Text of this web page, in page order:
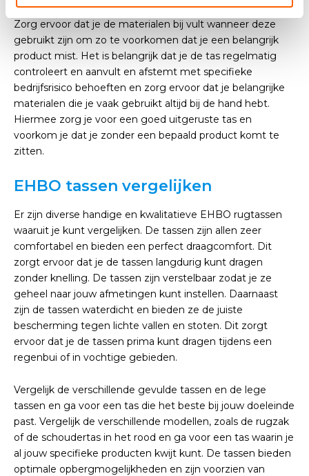
Zorg ervoor dat je de materialen bij vult wanneer deze
gebruikt zijn om zo te voorkomen dat je een belangrijk
product mist. Het is belangrijk dat je de tas regelmatig
controleert en aanvult en afstemt met specifieke
bedrijfsrisico behoeften en zorg ervoor dat je belangrijke
materialen die je vaak gebruikt altijd bij de hand hebt.
Hiermee zorg je voor een goed uitgeruste tas en
voorkom je dat je zonder een bepaald product komt te
zitten.
EHBO tassen vergelijken
Er zijn diverse handige en kwalitatieve EHBO rugtassen
waaruit je kunt vergelijken. De tassen zijn allen zeer
comfortabel en bieden een perfect draagcomfort. Dit
zorgt ervoor dat je de tassen langdurig kunt dragen
zonder knelling. De tassen zijn verstelbaar zodat je ze
geheel naar jouw afmetingen kunt instellen. Daarnaast
zijn de tassen waterdicht en bieden ze de juiste
bescherming tegen lichte vallen en stoten. Dit zorgt
ervoor dat je de tassen prima kunt dragen tijdens een
regenbui of in vochtige gebieden.
Vergelijk de verschillende gevulde tassen en de lege
tassen en ga voor een tas die het beste bij jouw doeleinde
past. Vergelijk de verschillende modellen, zoals de rugzak
of de schoudertas in het rood en ga voor een tas waarin je
al jouw specifieke producten kwijt kunt. De tassen bieden
optimale opbergmogelijkheden en zijn voorzien van